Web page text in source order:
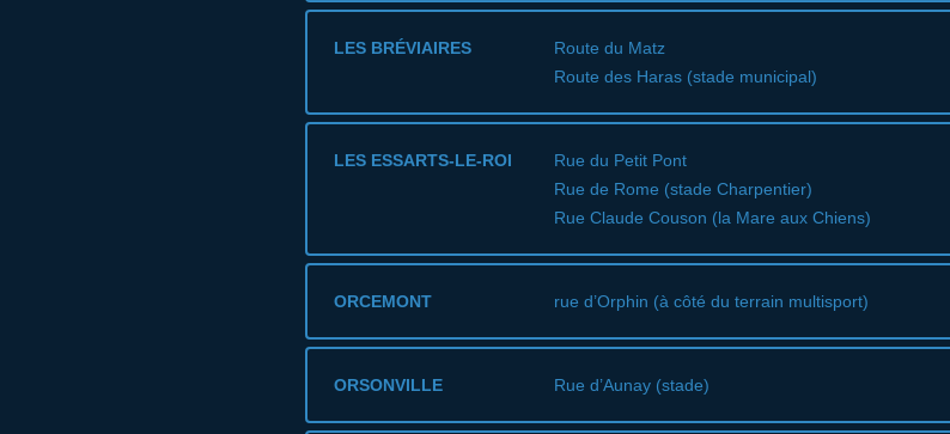
LES BRÉVIAIRES
Route du Matz
Route des Haras (stade municipal)
LES ESSARTS-LE-ROI
Rue du Petit Pont
Rue de Rome (stade Charpentier)
Rue Claude Couson (la Mare aux Chiens)
ORCEMONT rue d’Orphin (à côté du terrain multisport)
ORSONVILLE Rue d’Aunay (stade)